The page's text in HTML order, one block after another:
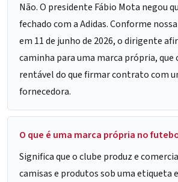
Não. O presidente Fábio Mota negou
fechado com a Adidas. Conforme
em 11 de junho de 2026, o dirigente
caminha para uma marca própria, que
rentável do que firmar contrato com
fornecedora.
O que é uma marca própria no
Significa que o clube produz e
camisas e produtos sob uma etiqueta